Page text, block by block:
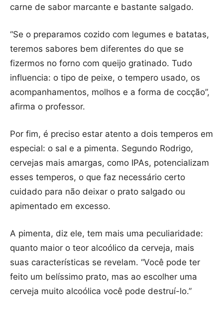
carne de sabor marcante e bastante salgado.
“Se o preparamos cozido com legumes e batatas,
teremos sabores bem diferentes do que se
fizermos no forno com queijo gratinado. Tudo
influencia: o tipo de peixe, o tempero usado, os
acompanhamentos, molhos e a forma de cocção”,
afirma o professor.
Por fim, é preciso estar atento a dois temperos em
especial: o sal e a pimenta. Segundo Rodrigo,
cervejas mais amargas, como IPAs, potencializam
esses temperos, o que faz necessário certo
cuidado para não deixar o prato salgado ou
apimentado em excesso.
A pimenta, diz ele, tem mais uma peculiaridade:
quanto maior o teor alcoólico da cerveja, mais
suas características se revelam. “Você pode ter
feito um belíssimo prato, mas ao escolher uma
cerveja muito alcoólica você pode destruí-lo.”